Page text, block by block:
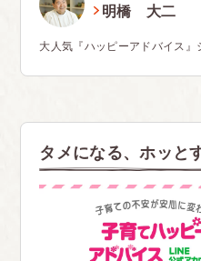
明橋 大二
大人気『ハッピーアドバイス
タメになる、ホッと